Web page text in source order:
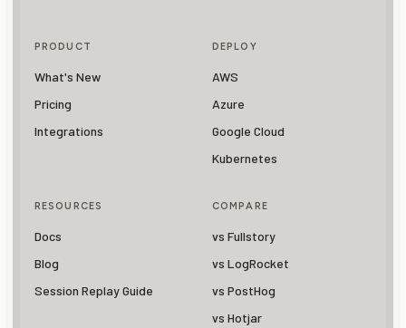
PRODUCT
What's New
Pricing
Integrations
DEPLOY
AWS
Azure
Google Cloud
Kubernetes
RESOURCES
Docs
Blog
Session Replay Guide
COMPARE
vs Fullstory
vs LogRocket
vs PostHog
vs Hotjar